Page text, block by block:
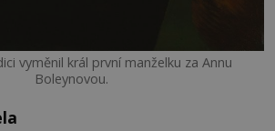
vyměnil král první manželku za Annu
Boleynovou.